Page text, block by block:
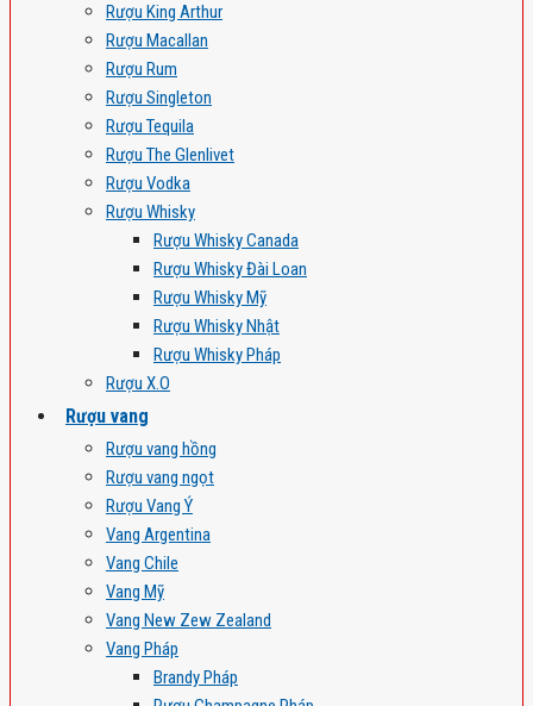
Rượu King Arthur
Rượu Macallan
Rượu Rum
Rượu Singleton
Rượu Tequila
Rượu The Glenlivet
Rượu Vodka
Rượu Whisky
Rượu Whisky Canada
Rượu Whisky Đài Loan
Rượu Whisky Mỹ
Rượu Whisky Nhật
Rượu Whisky Pháp
Rượu X.O
Rượu vang
Rượu vang hồng
Rượu vang ngọt
Rượu Vang Ý
Vang Argentina
Vang Chile
Vang Mỹ
Vang New Zew Zealand
Vang Pháp
Brandy Pháp